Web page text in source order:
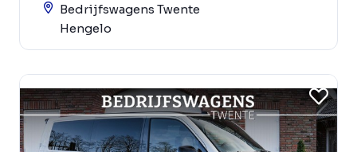
Bedrijfswagens Twente
Hengelo